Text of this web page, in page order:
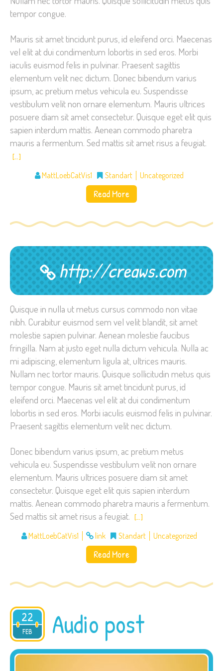
tempor congue.
Mauris sit amet tincidunt purus, id eleifend orci. Maecenas
vel elit at dui condimentum lobortis in sed eros. Morbi
iaculis euismod felis in pulvinar. Praesent sagittis
elementum velit nec dictum. Donec bibendum varius
ipsum, ac pretium metus vehicula eu. Suspendisse
vestibulum velit non ornare elementum. Mauris ultrices
posuere diam sit amet consectetur. Quisque eget elit quis
sapien interdum mattis. Aenean commodo pharetra
mauris a fermentum. Sed mattis sit amet risus a feugiat.
[…]
MattLoebCatVis1 Standart Uncategorized
Read More
http://creaws.com
Quisque in nulla ut metus cursus commodo non vitae
nibh. Curabitur euismod sem vel velit blandit, sit amet
molestie sapien pulvinar. Aenean molestie faucibus
fringilla. Nam at justo eget nulla dictum vehicula. Nulla ac
mi adipiscing, elementum ligula at, ultrices mauris.
Nullam nec tortor mauris. Quisque sollicitudin metus quis
tempor congue. Mauris sit amet tincidunt purus, id
eleifend orci. Maecenas vel elit at dui condimentum
lobortis in sed eros. Morbi iaculis euismod felis in pulvinar.
Praesent sagittis elementum velit nec dictum.
Donec bibendum varius ipsum, ac pretium metus
vehicula eu. Suspendisse vestibulum velit non ornare
elementum. Mauris ultrices posuere diam sit amet
consectetur. Quisque eget elit quis sapien interdum
mattis. Aenean commodo pharetra mauris a fermentum.
Sed mattis sit amet risus a feugiat. […]
MattLoebCatVis1 link Standart Uncategorized
Read More
22
FEB
2015 Audio post